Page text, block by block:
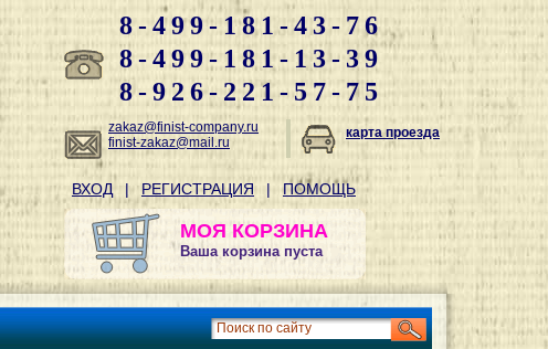
8-499-181-43-76
8-499-181-13-39
8-926-221-57-75
zakaz@finist-company.ru
finist-zakaz@mail.ru
карта проезда
ВХОД | РЕГИСТРАЦИЯ | ПОМОЩЬ
МОЯ КОРЗИНА
Ваша корзина пуста